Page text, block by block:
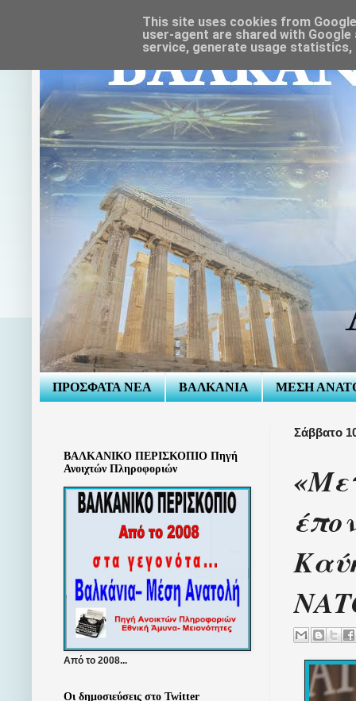
ΠΡΟΣΦΑΤΑ ΝΕΑ ΒΑΛΚΑΝΙΑ ΜΕΣΗ
Σάββατο
ΒΑΛΚΑΝΙΚΟ ΠΕΡΙΣΚΟΠΙΟ Πηγή
Ανοιχτών Πληροφοριών
Από το 2008...
Οι δημοσιεύσεις στο Twitter
This site uses cookies from
user-agent are shared with
service, generate usage statistics,